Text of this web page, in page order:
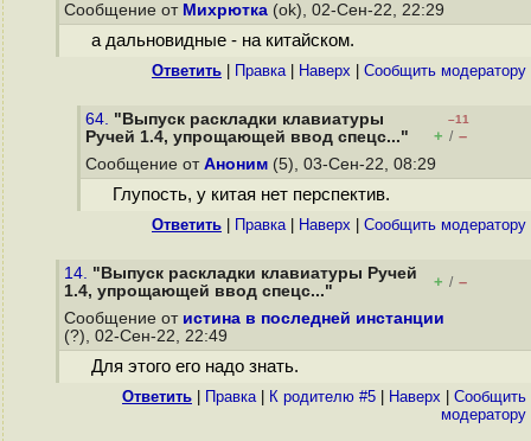
Сообщение от Михрютка (ok), 02-Сен-22, 22:29
а дальновидные - на китайском.
Ответить Правка| Наверх Cообщить модератору
64. "Выпуск раскладки клавиатуры
Ручей 1.4, упрощающей ввод спецс..."
–11
+ / –
Сообщение от Аноним (5), 03-Сен-22, 08:29
Глупость, у китая нет перспектив.
Ответить Правка| Наверх Cообщить модератору
14. "Выпуск раскладки клавиатуры Ручей
1.4, упрощающей ввод спецс..."
+ / –
Сообщение от истина в последней инстанции
(?), 02-Сен-22, 22:49
Для этого его надо знать.
Ответить Правка| К родителю #5 Наверх
Cообщить
модератору